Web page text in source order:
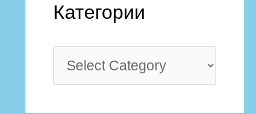
Категории